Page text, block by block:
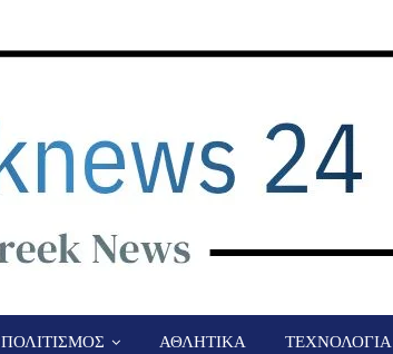
ΠΟΛΙΤΙΣΜΟΣ ΑΘΛΗΤΙΚΑ ΤΕΧΝΟΛΟΓΙΑ